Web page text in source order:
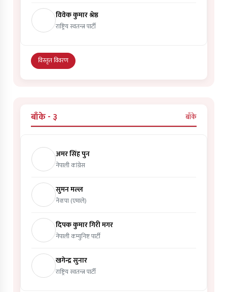
विवेक कुमार श्रेष्ठ
राष्ट्रिय स्वतन्त्र पार्टी
विस्तृत विवरण
बाँके - ३ बाँके
अमर सिंह पुन
नेपाली कांग्रेस
सुमन मल्ल
नेकपा (एमाले)
दिपक कुमार गिरी मगर
नेपाली कम्युनिष्ट पार्टी
खगेन्द्र सुनार
राष्ट्रिय स्वतन्त्र पार्टी